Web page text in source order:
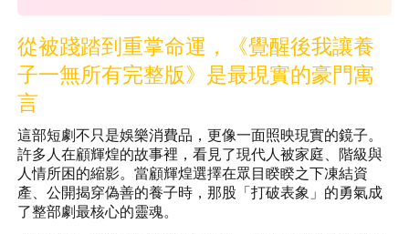
從被踐踏到重掌命運，《覺醒後我讓養
子一無所有完整版》是最現實的豪門寓
言
這部短劇不只是娛樂消費品，更像一面照映現實的鏡子。
許多人在顧輝煌的故事裡，看見了現代人被家庭、階級與
人情所困的縮影。當顧輝煌選擇在眾目睽睽之下凍結資
產、公開揭穿偽善的養子時，那股「打破表象」的勇氣成
了整部劇最核心的靈魂。